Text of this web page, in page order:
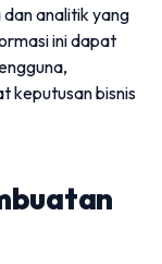
analitik yang
ini dapat
keputusan bisnis